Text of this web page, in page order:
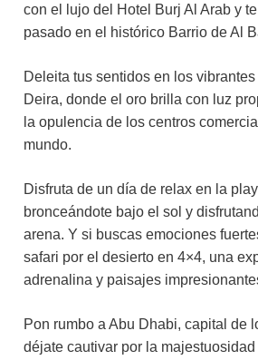
con el lujo del Hotel Burj Al Arab y te
pasado en el histórico Barrio de Al
Deleita tus sentidos en los
Deira, donde el oro brilla con luz
la opulencia de los centros
mundo.
Disfruta de un día de relax en la
bronceándote bajo el sol y
arena. Y si buscas emociones
safari por el desierto en 4×4, una
adrenalina y paisajes
Pon rumbo a Abu Dhabi, capital de
déjate cautivar por la